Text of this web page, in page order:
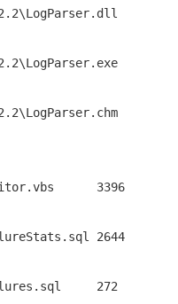
3396
2644
272